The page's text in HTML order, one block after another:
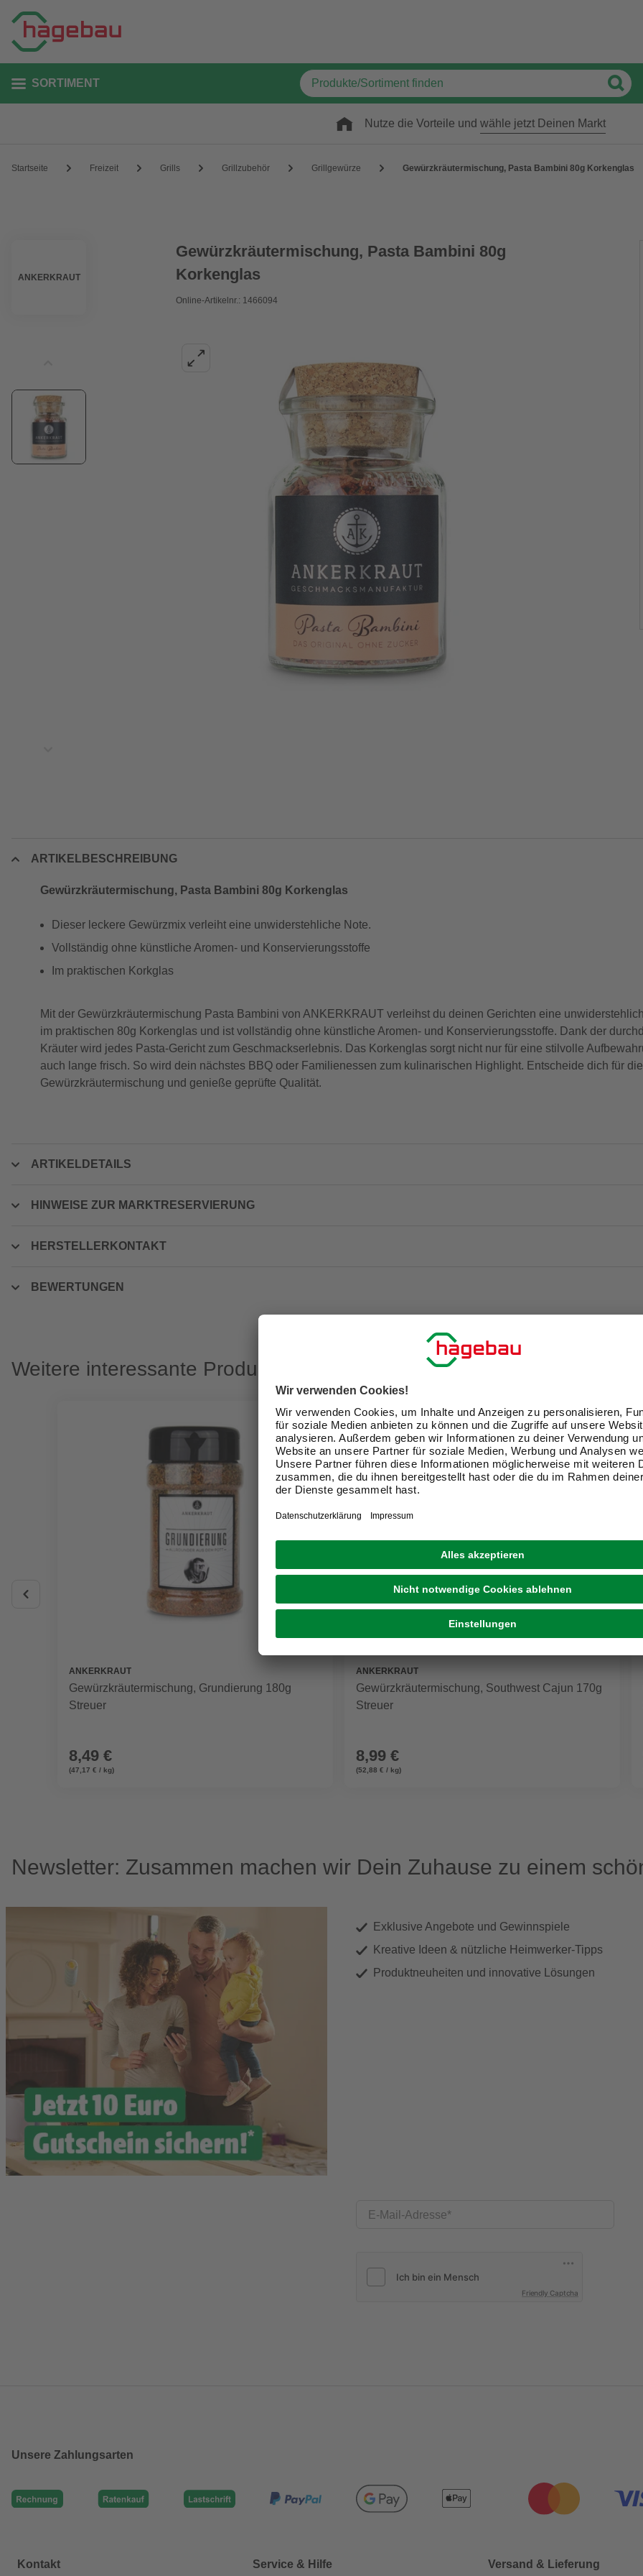
SORTIMENT
Nutze die Vorteile und wähle jetzt Deinen Markt
Startseite Freizeit Grills Grillzubehör Grillgewürze Gewürzkräutermischung, Pasta Bambini 80g Korkenglas
ANKERKRAUT
Gewürzkräutermischung, Pasta Bambini 80g
Korkenglas
Online-Artikelnr.: 1466094
ARTIKELBESCHREIBUNG
Gewürzkräutermischung, Pasta Bambini 80g Korkenglas
Dieser leckere Gewürzmix verleiht eine unwiderstehliche Note.
Vollständig ohne künstliche Aromen- und Konservierungsstoffe
Im praktischen Korkglas
Mit der Gewürzkräutermischung Pasta Bambini von ANKERKRAUT verleihst du deinen Gerichten eine
im praktischen 80g Korkenglas und ist vollständig ohne künstliche Aromen- und Konservierungsstoffe. Dank der
Kräuter wird jedes Pasta-Gericht zum Geschmackserlebnis. Das Korkenglas sorgt nicht nur für eine stilvolle
auch lange frisch. So wird dein nächstes BBQ oder Familienessen zum kulinarischen Highlight. Entscheide dich für
Gewürzkräutermischung und genieße geprüfte Qualität.
ARTIKELDETAILS
HINWEISE ZUR MARKTRESERVIERUNG
HERSTELLERKONTAKT
BEWERTUNGEN
Weitere interessante Produkte
ANKERKRAUT
Gewürzkräutermischung, Grundierung 180g
Streuer
8,49 €
(47,17 € / kg)
ANKERKRAUT
Gewürzkräutermischung, Southwest Cajun 170g
Streuer
8,99 €
(52,88 € / kg)
Newsletter: Zusammen machen wir Dein Zuhause zu einem
Exklusive Angebote und Gewinnspiele
Kreative Ideen & nützliche Heimwerker-Tipps
Produktneuheiten und innovative Lösungen
E-Mail-Adresse
Friendly Captcha
Unsere Zahlungsarten
Kontakt Service & Hilfe Versand & Lieferung